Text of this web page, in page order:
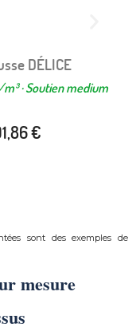
DÉLICE
· Soutien medium
€
sont des exemples de
mesure